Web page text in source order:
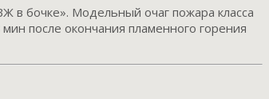
бочке». Модельный очаг пожара класса
после окончания пламенного горения